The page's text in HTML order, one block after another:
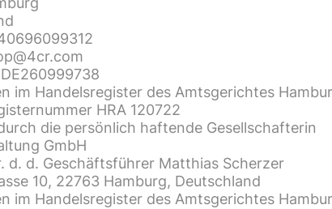
–
/
im Handelsregister des Amtsgerichtes
HRA 120722
die persönlich haftende Gesellschafterin
GmbH
d. d. Geschäftsführer Matthias Scherzer
10, 22763 Hamburg, Deutschland
im Handelsregister des Amtsgerichtes